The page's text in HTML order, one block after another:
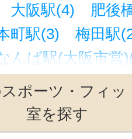
守口市(1)
羽曳野
大阪駅(4)
肥後
町駅(3)
梅田駅
んば駅(大阪市営
天王寺駅(2)
大阪阿部野橋駅(2)
なかもず駅(大阪
ポーツ・フィ
室を探す